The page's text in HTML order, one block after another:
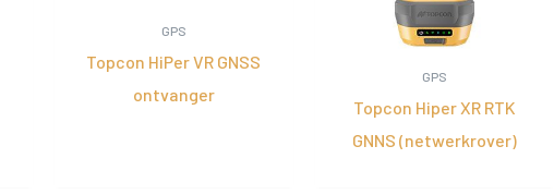
GPS
Topcon HiPer VR GNSS
ontvanger
GPS
Topcon Hiper XR RTK
GNNS (netwerkrover)